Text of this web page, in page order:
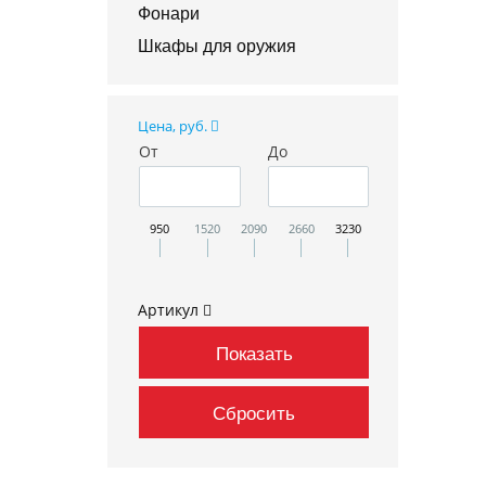
Фонари
Шкафы для оружия
Цена, руб.
От До
950 1520 2090 2660 3230
Артикул